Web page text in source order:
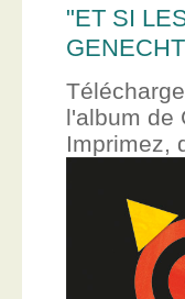
"ET SI
l'album de
Imprimez,